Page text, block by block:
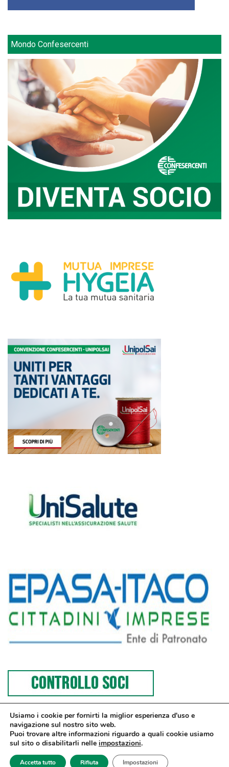
Mondo Confesercenti
4746886 | Sito web sviluppato da
dm3
Usiamo i cookie per fornirti la miglior esperienza d'uso e
navigazione sul nostro sito web.
Puoi trovare altre informazioni riguardo a quali cookie usiamo
sul sito o disabilitarli nelle impostazioni.
Accetta tutto Rifiuta Impostazioni